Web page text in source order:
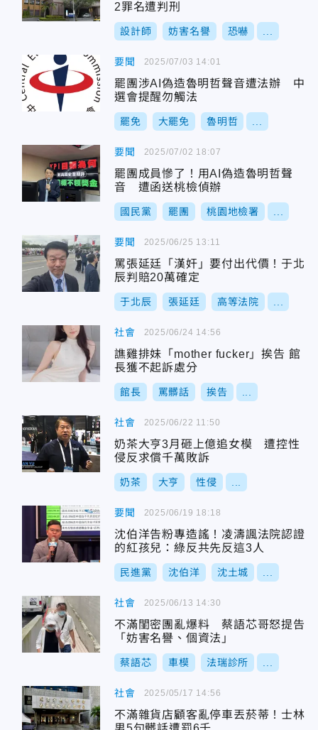
2罪名遭判刑
設計師 妨害名譽 恐嚇
要聞
罷團涉AI偽造魯明哲聲音遭法辦 中
選會提醒勿觸法
罷免 大罷免 魯明哲
2025/07/03 14:01
要聞
罷團成員慘了！用AI偽造魯明哲聲
音 遭函送桃檢偵辦
國民黨 罷團 桃園地檢署
2025/07/02 18:07
要聞
罵張延廷「漢奸」要付出代價！于北
辰判賠20萬確定
于北辰 張延廷 高等法院
2025/06/25 13:11
社會
譙雞排妹「mother fucker」挨告 館
長獲不起訴處分
館長 罵髒話 挨告
2025/06/24 14:56
社會
奶茶大亨3月砸上億追女模 遭控性
侵反求償千萬敗訴
奶茶 大亨 性侵
2025/06/22 11:50
要聞
沈伯洋告粉專造謠！凌濤諷法院認證
的紅孩兒：綠反共先反這3人
民進黨 沈伯洋 沈土城
2025/06/19 18:18
社會
不滿閨密團亂爆料 蔡語芯哥怒提告
「妨害名譽、個資法」
蔡語芯 車模 法瑞診所
2025/06/13 14:30
社會
不滿雜貨店顧客亂停車丟菸蒂！士林
2025/05/17 14:56